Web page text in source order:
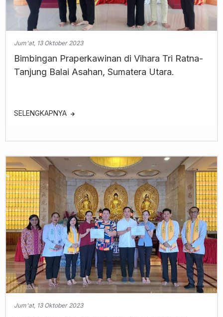
Jum'at, 13 Oktober 2023
Bimbingan Praperkawinan di Vihara Tri Ratna-
Tanjung Balai Asahan, Sumatera Utara.
SELENGKAPNYA
Jum'at, 13 Oktober 2023